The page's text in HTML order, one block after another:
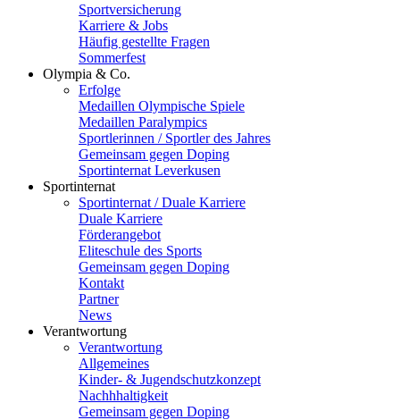
Sportversicherung
Karriere & Jobs
Häufig gestellte Fragen
Sommerfest
Olympia & Co.
Erfolge
Medaillen Olympische Spiele
Medaillen Paralympics
Sportlerinnen / Sportler des Jahres
Gemeinsam gegen Doping
Sportinternat Leverkusen
Sportinternat
Sportinternat / Duale Karriere
Duale Karriere
Förderangebot
Eliteschule des Sports
Gemeinsam gegen Doping
Kontakt
Partner
News
Verantwortung
Verantwortung
Allgemeines
Kinder- & Jugendschutzkonzept
Nachhhaltigkeit
Gemeinsam gegen Doping